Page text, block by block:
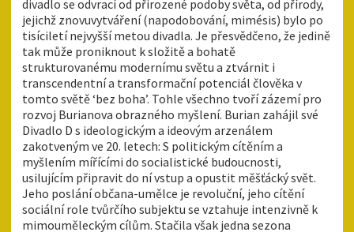
divadlo se odvrací od přirozené podoby světa, od přírody,
jejichž znovuvytváření (napodobování, mimésis) bylo po
tisíciletí nejvyšší metou divadla. Je přesvědčeno, že jedině
tak může proniknout k složitě a bohatě
strukturovanému modernímu světu a ztvárnit i
transcendentní a transformační potenciál člověka v
tomto světě ‘bez boha’. Tohle všechno tvoří zázemí pro
rozvoj Burianova obrazného myšlení. Burian zahájil své
Divadlo D s ideologickým a ideovým arzenálem
zakotveným ve 20. letech: S politickým cítěním a
myšlením mířícími do socialistické budoucnosti,
usilujícím připravit do ní vstup a opustit měšťácký svět.
Jeho poslání občana-umělce je revoluční, jeho cítění
sociální role tvůrčího subjektu se vztahuje intenzivně k
mimouměleckým cílům. Stačila však jedna sezona